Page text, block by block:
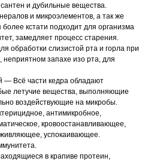
и дубильные вещества.
и микроэлементов, а так же
более кстати подходит для организма
замедляет процесс старения.
обработки слизистой рта и горла при
неприятном запахе изо рта, для
Всё части кедра обладают
летучие вещества, выполняющие
воздействующие на микробы.
антимикробное,
кровоостанавливающее,
успокаивающее.
в крапиве протеин,